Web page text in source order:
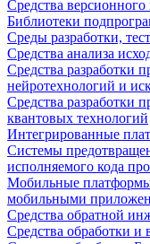
Средства версионного
Библиотеки
Среды разработки,
Средства анализа
Средства разработки
нейротехнологий и
Средства разработки
квантовых технологий
Интегрированные
Системы
исполняемого кода
Мобильные платформы
мобильными
Средства обратной
Средства обработки и